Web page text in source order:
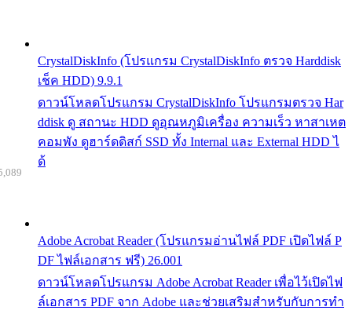
CrystalDiskInfo (โปรแกรม CrystalDiskInfo ตรวจ Harddisk
เช็ค HDD) 9.9.1
ดาวน์โหลดโปรแกรม CrystalDiskInfo โปรแกรมตรวจ Har
ddisk ดู สถานะ HDD ดูอุณหภูมิเครื่อง ความเร็ว หาสาเหต
คอมพัง ดูฮาร์ดดิสก์ SSD ทั้ง Internal และ External HDD ไ
ด้
Adobe Acrobat Reader (โปรแกรมอ่านไฟล์ PDF เปิดไฟล์ P
DF ไฟล์เอกสาร ฟรี) 26.001
ดาวน์โหลดโปรแกรม Adobe Acrobat Reader เพื่อไว้เปิดไฟ
ล์เอกสาร PDF จาก Adobe และช่วยเสริมสำหรับกับการทำ